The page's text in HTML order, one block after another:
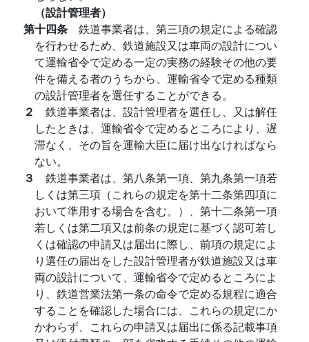
（設計管理者）
第十四条 鉄道事業者は、第三項の規定による確認
を行わせるため、鉄道施設又は車両の設計につい
て運輸省令で定める一定の実務の経験その他の要
件を備える者のうちから、運輸省令で定める種類
の設計管理者を選任することができる。
２ 鉄道事業者は、設計管理者を選任し、又は解任
したときは、運輸省令で定めるところにより、遅
滞なく、その旨を運輸大臣に届け出なければなら
ない。
３ 鉄道事業者は、第八条第一項、第九条第一項若
しくは第三項（これらの規定を第十二条第四項に
おいて準用する場合を含む。）、第十二条第一項
若しくは第二項又は前条の規定に基づく認可若し
くは確認の申請又は届出に際し、前項の規定によ
り選任の届出をした設計管理者が鉄道施設又は車
両の設計について、運輸省令で定めるところによ
り、鉄道営業法第一条の命令で定める規程に適合
することを確認した場合には、これらの規定にか
かわらず、これらの申請又は届出に係る記載事項